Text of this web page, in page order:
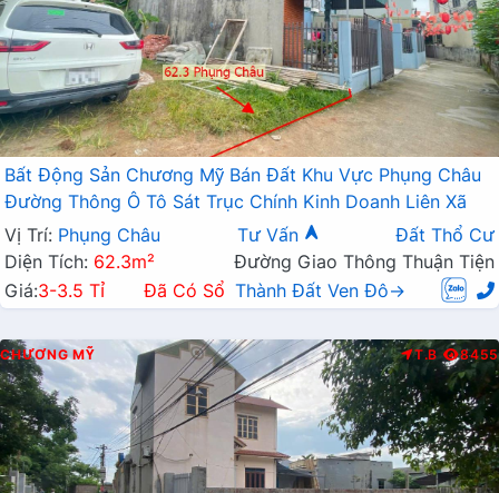
Bất Động Sản Chương Mỹ Bán Đất Khu Vực Phụng Châu
Đường Thông Ô Tô Sát Trục Chính Kinh Doanh Liên Xã
Vị Trí: Phụng Châu Tư Vấn
Đất Thổ Cư
Diện Tích: 62.3m²
Đường Giao Thông Thuận Tiện
Giá:3-3.5 Tỉ Đã Có Sổ Thành Đất Ven Đô→
CHƯƠNG MỸ T.B 8455